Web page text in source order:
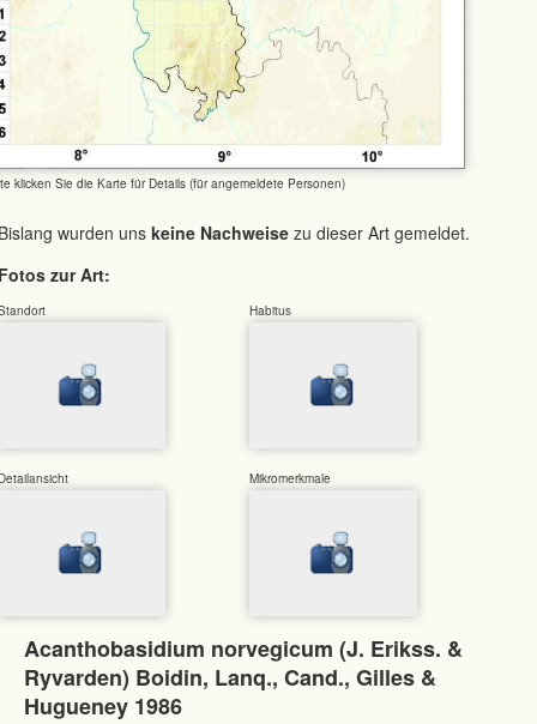
klicken Sie die Karte für Details (für angemeldete Personen)
wurden uns keine Nachweise zu dieser Art gemeldet.
zur Art:
Habitus
Mikromerkmale
Acanthobasidium norvegicum (J. Erikss. &
Ryvarden) Boidin, Lanq., Cand., Gilles &
Hugueney 1986